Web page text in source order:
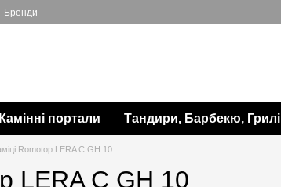
Бренди
Камінні портали Тандири, Барбекю, Грилі
Romotop LERA C GH 10
LERA C GH 10